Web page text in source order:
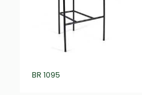
BR 1095